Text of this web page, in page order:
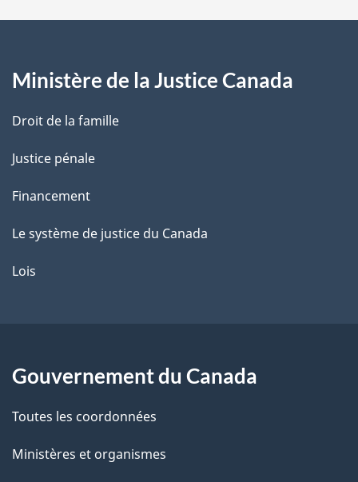
a
Ministère de la Justice Canada
Droit de la famille
Justice pénale
Financement
Le système de justice du Canada
Lois
Gouvernement du Canada
Toutes les coordonnées
Ministères et organismes